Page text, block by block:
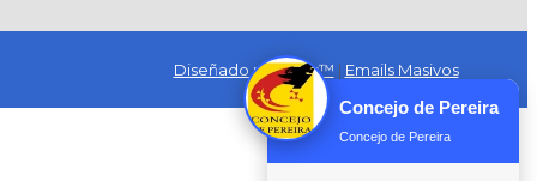
Diseñado por Exus™ | Emails Masivos